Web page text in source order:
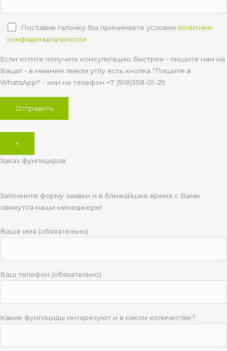
Поставив галочку Вы принимаете условия политики
конфиденциальности
Если хотите получить консультацию быстрее - пишите нам на
Вацап - в нижнем левом углу есть кнопка "Пишите в
WhatsApp!" - или на телефон +7 (918)358-01-29
×
Заказ фунгицидов
Заполните форму заявки и в ближайшее время с Вами
свяжутся наши менеджеры!
Ваше имя (обязательно)
Ваш телефон (обязательно)
Какие фунгициды интересуют и в каком количестве?